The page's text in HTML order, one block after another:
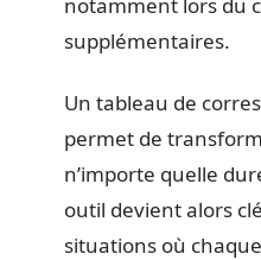
supplémentaires.
Un tableau de
permet de
n’importe quelle
outil devient alors
situations où